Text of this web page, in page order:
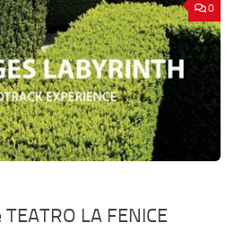
0
LA FENICE